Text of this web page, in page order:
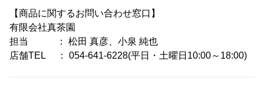
【商品に関するお問い合わせ窓口】
有限会社真茶園
担当 ： 松田 真彦、小泉 純也
店舗TEL ： 054-641-6228(平日・土曜日10:00～18:00)